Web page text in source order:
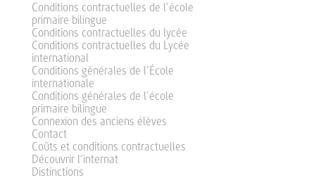
Conditions contractuelles de l’école
primaire bilingue
Conditions contractuelles du lycée
Conditions contractuelles du Lycée
international
Conditions générales de l’École
internationale
Conditions générales de l’école
primaire bilingue
Connexion des anciens élèves
Contact
Coûts et conditions contractuelles
Découvrir l’internat
Distinctions